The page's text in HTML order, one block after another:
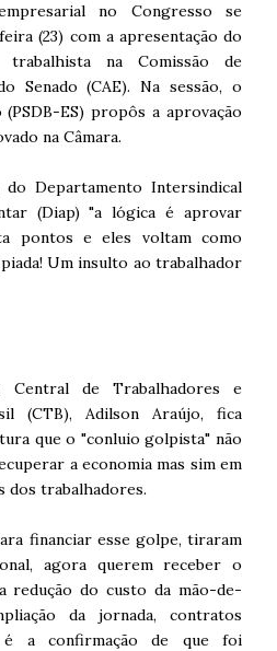
no Congresso se
(23) com a apresentação do
na Comissão de
Senado (CAE). Na sessão, o
ES) propôs a aprovação
na Câmara.
do Departamento Intersindical
(Diap) "a lógica é aprovar
pontos e eles voltam como
Um insulto ao trabalhador
de Trabalhadores e
(CTB), Adilson Araújo, fica
que o "conluio golpista" não
a economia mas sim em
dos trabalhadores.
financiar esse golpe, tiraram
agora querem receber o
redução do custo da mão-de-
da jornada, contratos
a confirmação de que foi